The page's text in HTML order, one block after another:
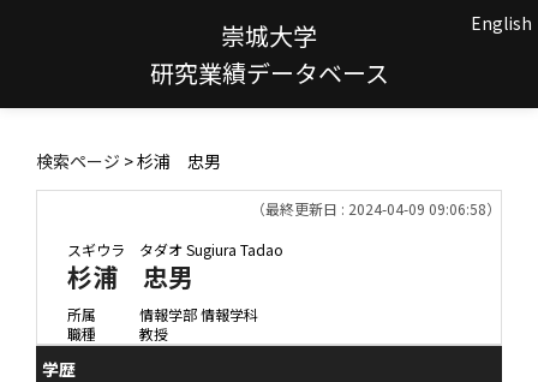
崇城大学
研究業績データベース
English
検索ページ > 杉浦 忠男
（最終更新日 : 2024-04-09 09:06:58）
スギウラ タダオSugiura Tadao
杉浦 忠男
所属
情報学部 情報学科
職種
教授
学歴